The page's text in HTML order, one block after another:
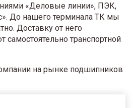
«Деловые линии», ПЭК,
До нашего терминала ТК мы
Доставку от него
самостоятельно транспортной
на рынке подшипников